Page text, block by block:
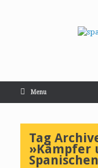
Menu
Tag
»Kämpfer